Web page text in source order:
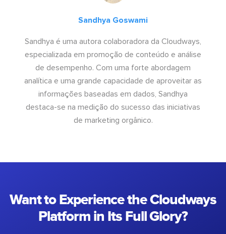
Sandhya Goswami
Sandhya é uma autora colaboradora da Cloudways,
especializada em promoção de conteúdo e análise
de desempenho. Com uma forte abordagem
analítica e uma grande capacidade de aproveitar as
informações baseadas em dados, Sandhya
destaca-se na medição do sucesso das iniciativas
de marketing orgânico.
Want to Experience the Cloudways
Platform in Its Full Glory?